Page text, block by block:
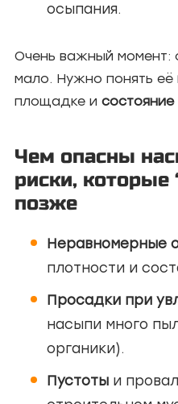
осыпания.
Очень важный момент:
мало. Нужно понять её
площадке и состояние
Чем опасны
риски, которые
позже
Неравномерные
плотности и
Просадки при
насыпи много
органики).
Пустоты и